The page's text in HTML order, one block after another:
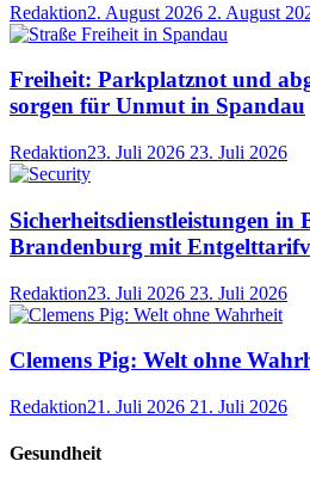
Redaktion2. August 2026 2. August
Freiheit: Parkplatznot und
sorgen für Unmut in Spandau
Redaktion23. Juli 2026 23. Juli 2026
Sicherheitsdienstleistungen in
Brandenburg mit
Redaktion23. Juli 2026 23. Juli 2026
Clemens Pig: Welt ohne
Redaktion21. Juli 2026 21. Juli 2026
Gesundheit